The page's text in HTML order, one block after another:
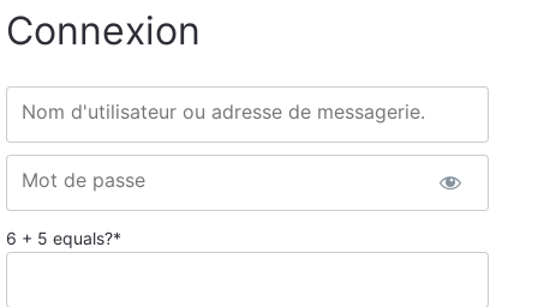
Connexion
Nom d'utilisateur ou adresse de messagerie.
Mot de passe
6 + 5 equals?*